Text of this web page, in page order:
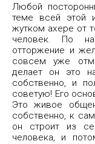
Любой
теме всей этой
жутком ахере от
человек. По
отторжение и
совсем уже
делает он это
собственно, и
советую! Его
Это живое
собственно, к
он строит из
человека, и